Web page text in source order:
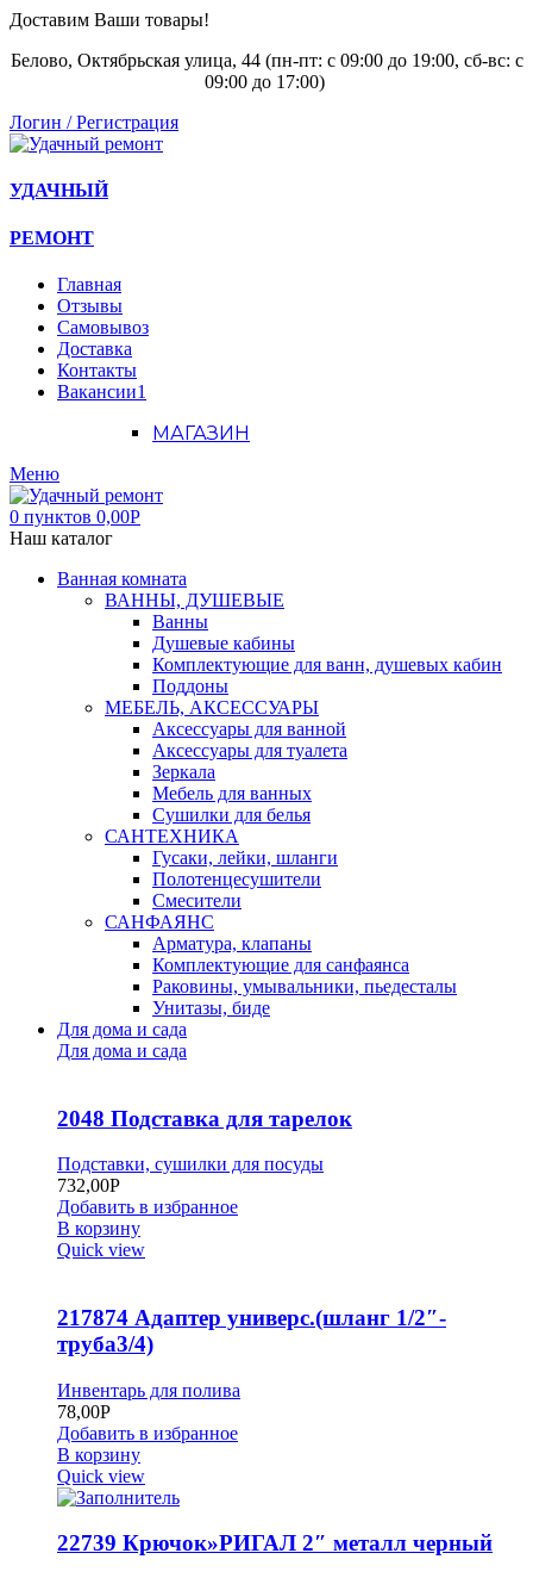
Доставим Ваши товары!
Белово, Октябрьская улица, 44 (пн-пт: с 09:00 до 19:00, сб-вс: с
09:00 до 17:00)
Логин / Регистрация
УДАЧНЫЙ
РЕМОНТ
Главная
Отзывы
Самовывоз
Доставка
Контакты
Вакансии1
МАГАЗИН
Меню
0 пунктов 0,00Р
Наш каталог
Ванная комната
ВАННЫ, ДУШЕВЫЕ
Ванны
Душевые кабины
Комплектующие для ванн, душевых кабин
Поддоны
МЕБЕЛЬ, АКСЕССУАРЫ
Аксессуары для ванной
Аксессуары для туалета
Зеркала
Мебель для ванных
Сушилки для белья
САНТЕХНИКА
Гусаки, лейки, шланги
Полотенцесушители
Смесители
САНФАЯНС
Арматура, клапаны
Комплектующие для санфаянса
Раковины, умывальники, пьедесталы
Унитазы, биде
Для дома и сада
Для дома и сада
2048 Подставка для тарелок
Подставки, сушилки для посуды
732,00Р
Добавить в избранное
В корзину
Quick view
217874 Адаптер универс.(шланг 1/2″-
труба3/4)
Инвентарь для полива
78,00Р
Добавить в избранное
В корзину
Quick view
22739 Крючок»РИГАЛ 2″ металл черный